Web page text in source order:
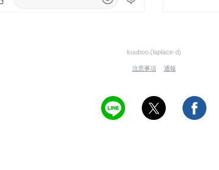
kuuboo.(laplace-d)
注意事項 通報